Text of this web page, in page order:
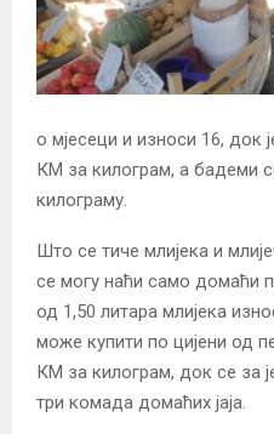
о мјесеци и износи 16, док
КМ за килограм, а бадеми
килограму.
Што се тиче млијека и
се могу наћи само домаћи
од 1,50 литара млијека
може купити по цијени од
КМ за килограм, док се за
три комада домаћих јаја.